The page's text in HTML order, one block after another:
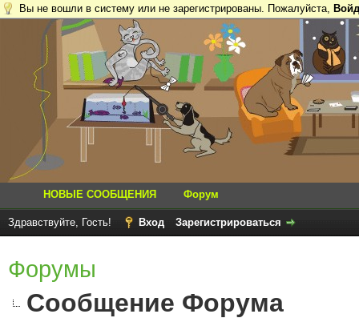
Вы не вошли в систему или не зарегистрированы. Пожалуйста,
НОВЫЕ СООБЩЕНИЯ Форум
Здравствуйте, Гость! Вход Зарегистрироваться
Форумы
Сообщение Форума